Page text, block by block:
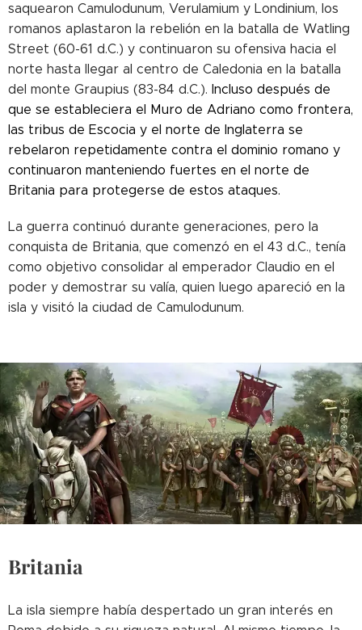
saquearon Camulodunum, Verulamium y Londinium, los
romanos aplastaron la rebelión en la batalla de Watling
Street (60-61 d.C.) y continuaron su ofensiva hacia el
norte hasta llegar al centro de Caledonia en la batalla
del monte Graupius (83-84 d.C.). Incluso después de
que se estableciera el Muro de Adriano como frontera,
las tribus de Escocia y el norte de Inglaterra se
rebelaron repetidamente contra el dominio romano y
continuaron manteniendo fuertes en el norte de
Britania para protegerse de estos ataques.
La guerra continuó durante generaciones, pero la
conquista de Britania, que comenzó en el 43 d.C., tenía
como objetivo consolidar al emperador Claudio en el
poder y demostrar su valía, quien luego apareció en la
isla y visitó la ciudad de Camulodunum.
Britania
La isla siempre había despertado un gran interés en